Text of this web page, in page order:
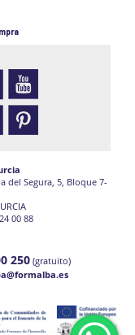
del Segura, 5, Bloque 7-
00 88
250 (gratuito)